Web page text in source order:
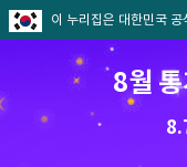
이 누리집은 대한민국
8월